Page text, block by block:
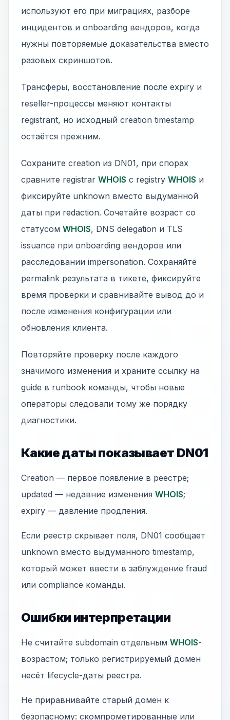
используют его при миграциях, разборе
инцидентов и onboarding вендоров, когда
нужны повторяемые доказательства вместо
разовых скриншотов.
Трансферы, восстановление после expiry и
reseller-процессы меняют контакты
registrant, но исходный creation timestamp
остаётся прежним.
Сохраните creation из DN01, при спорах
сравните registrar WHOIS с registry WHOIS и
фиксируйте unknown вместо выдуманной
даты при redaction. Сочетайте возраст со
статусом WHOIS, DNS delegation и TLS
issuance при onboarding вендоров или
расследовании impersonation. Сохраняйте
permalink результата в тикете, фиксируйте
время проверки и сравнивайте вывод до и
после изменения конфигурации или
обновления клиента.
Повторяйте проверку после каждого
значимого изменения и храните ссылку на
guide в runbook команды, чтобы новые
операторы следовали тому же порядку
диагностики.
Какие даты показывает DN01
Creation — первое появление в реестре;
updated — недавние изменения WHOIS;
expiry — давление продления.
Если реестр скрывает поля, DN01 сообщает
unknown вместо выдуманного timestamp,
который может ввести в заблуждение fraud
или compliance команды.
Ошибки интерпретации
Не считайте subdomain отдельным WHOIS-
возрастом; только регистрируемый домен
несёт lifecycle-даты реестра.
Не приравнивайте старый домен к
безопасному: скомпрометированные или